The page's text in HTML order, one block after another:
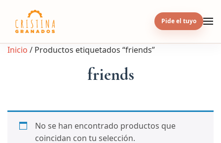
content
Pide el tuyo
Inicio / Productos etiquetados “friends”
friends
No se han encontrado productos que
coincidan con tu selección.